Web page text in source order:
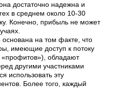
достаточно надежна и
в среднем около 10-30
Конечно, прибыль не может
на том факте, что
имеющие доступ к потоку
«профитов»), обладают
другими участниками
использовать эту
Более того, каждый